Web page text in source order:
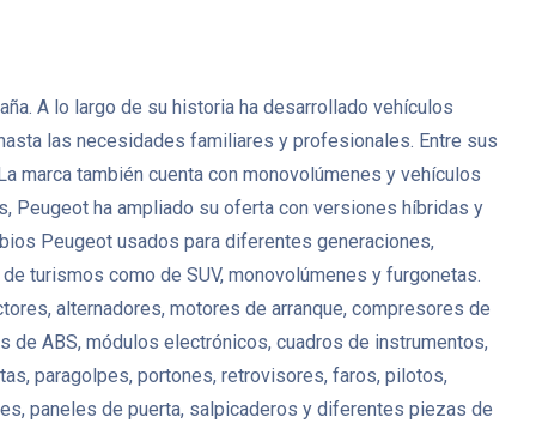
A lo largo de su historia ha desarrollado vehículos
las necesidades familiares y profesionales. Entre sus
marca también cuenta con monovolúmenes y vehículos
Peugeot ha ampliado su oferta con versiones híbridas y
Peugeot usados para diferentes generaciones,
turismos como de SUV, monovolúmenes y furgonetas.
alternadores, motores de arranque, compresores de
de ABS, módulos electrónicos, cuadros de instrumentos,
paragolpes, portones, retrovisores, faros, pilotos,
paneles de puerta, salpicaderos y diferentes piezas de